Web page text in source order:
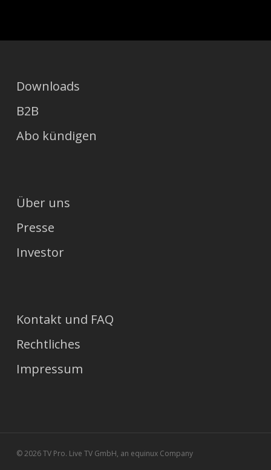
Downloads
B2B
Abo kündigen
Über uns
Presse
Investor
Kontakt und FAQ
Rechtliches
Impressum
© 2026 TV Pro. Live TV GmbH, an equinux Company